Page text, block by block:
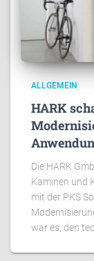
ALLGEMEIN
HARK
Die HARK
Kaminen und
mit der PKS
war es, den